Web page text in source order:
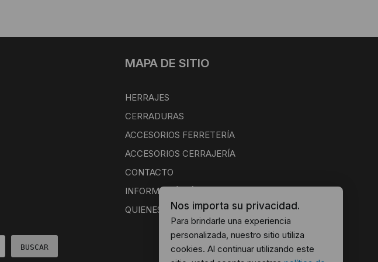
MAPA DE SITIO
HERRAJES
CERRADURAS
ACCESORIOS FERRETERÍA
ACCESORIOS CERRAJERÍA
CONTACTO
INFORMACIÓN ÚTIL
QUIENES SOMOS
BUSCAR
Nos importa su privacidad.
Para brindarle una experiencia
personalizada, nuestro sitio utiliza
cookies. Al continuar utilizando este